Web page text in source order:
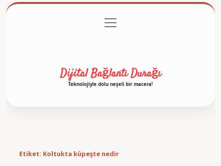
Gizlilik Politikası
menüyü
aç
Dijital Bağlantı Durağı
Teknolojiyle dolu neşeli bir macera!
Etiket: Koltukta küpeşte nedir